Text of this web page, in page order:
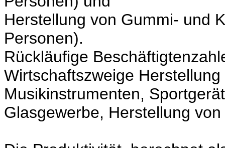
Herstellung von Gummi- und
Personen).
Rückläufige
Wirtschaftszweige
Musikinstrumenten,
Glasgewerbe, Herstellung